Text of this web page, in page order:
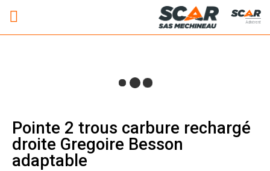
Adhérent
Pointe 2 trous carbure rechargé
droite Gregoire Besson
adaptable